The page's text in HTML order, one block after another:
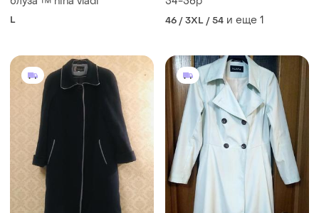
L 46 / 3XL / 54 и еще 1